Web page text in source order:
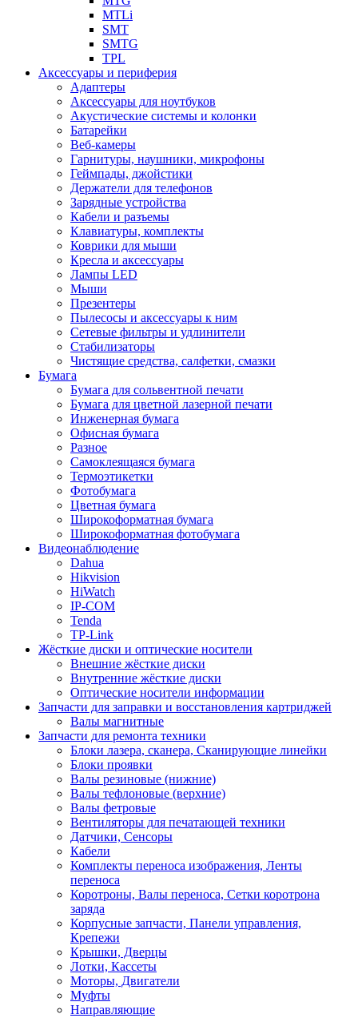
MTLi
SMT
SMTG
TPL
Аксессуары и периферия
Адаптеры
Аксессуары для ноутбуков
Акустические системы и колонки
Батарейки
Веб-камеры
Гарнитуры, наушники, микрофоны
Геймпады, джойстики
Держатели для телефонов
Зарядные устройства
Кабели и разъемы
Клавиатуры, комплекты
Коврики для мыши
Кресла и аксессуары
Лампы LED
Мыши
Презентеры
Пылесосы и аксессуары к ним
Сетевые фильтры и удлинители
Стабилизаторы
Чистящие средства, салфетки, смазки
Бумага
Бумага для сольвентной печати
Бумага для цветной лазерной печати
Инженерная бумага
Офисная бумага
Разное
Самоклеящаяся бумага
Термоэтикетки
Фотобумага
Цветная бумага
Широкоформатная бумага
Широкоформатная фотобумага
Видеонаблюдение
Dahua
Hikvision
HiWatch
IP-COM
Tenda
TP-Link
Жёсткие диски и оптические носители
Внешние жёсткие диски
Внутренние жёсткие диски
Оптические носители информации
Запчасти для заправки и восстановления картриджей
Валы магнитные
Запчасти для ремонта техники
Блоки лазера, сканера, Сканирующие линейки
Блоки проявки
Валы резиновые (нижние)
Валы тефлоновые (верхние)
Валы фетровые
Вентиляторы для печатающей техники
Датчики, Сенсоры
Кабели
Комплекты переноса изображения, Ленты
переноса
Коротроны, Валы переноса, Сетки коротрона
заряда
Корпусные запчасти, Панели управления,
Крепежи
Крышки, Дверцы
Лотки, Кассеты
Моторы, Двигатели
Муфты
Направляющие